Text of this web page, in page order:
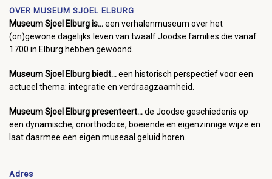
OVER MUSEUM SJOEL ELBURG
Museum Sjoel Elburg is...een verhalenmuseum over het
(on)gewone dagelijks leven van twaalf Joodse families die vanaf
1700 in Elburg hebben gewoond.
Museum Sjoel Elburg biedt...een historisch perspectief voor een
actueel thema: integratie en verdraagzaamheid.
Museum Sjoel Elburg presenteert...de Joodse geschiedenis op
een dynamische, onorthodoxe, boeiende en eigenzinnige wijze en
laat daarmee een eigen museaal geluid horen.
Adres